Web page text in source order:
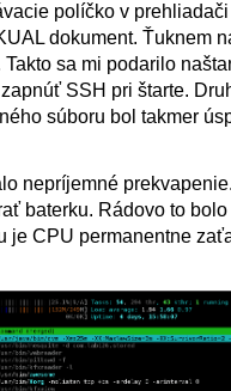
políčko v
dokument. Ťuknem
sa mi podarilo
SSH pri štarte.
súboru bol takmer
nepríjemné
baterku. Rádovo to bolo
je CPU permanentne